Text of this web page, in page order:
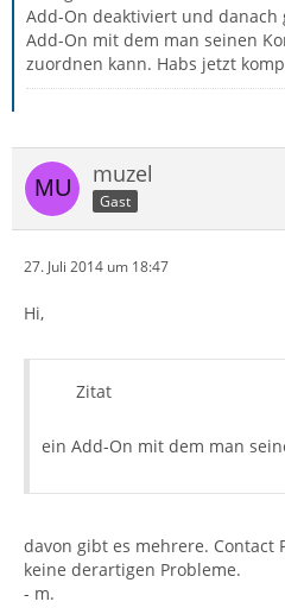
Add-On deaktiviert und danach
Add-On mit dem man seinen
zuordnen kann. Habs jetzt
muzel
Gast
27. Juli 2014 um 18:47
Hi,
Zitat
ein Add-On mit dem man
davon gibt es mehrere. Contact
keine derartigen Probleme.
- m.